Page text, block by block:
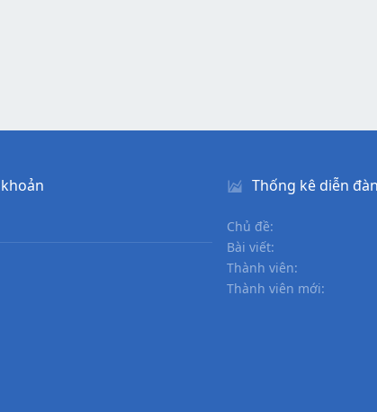
Thống kê diễn đàn
Chủ đề
Bài viết
Thành viên
Thành viên mới